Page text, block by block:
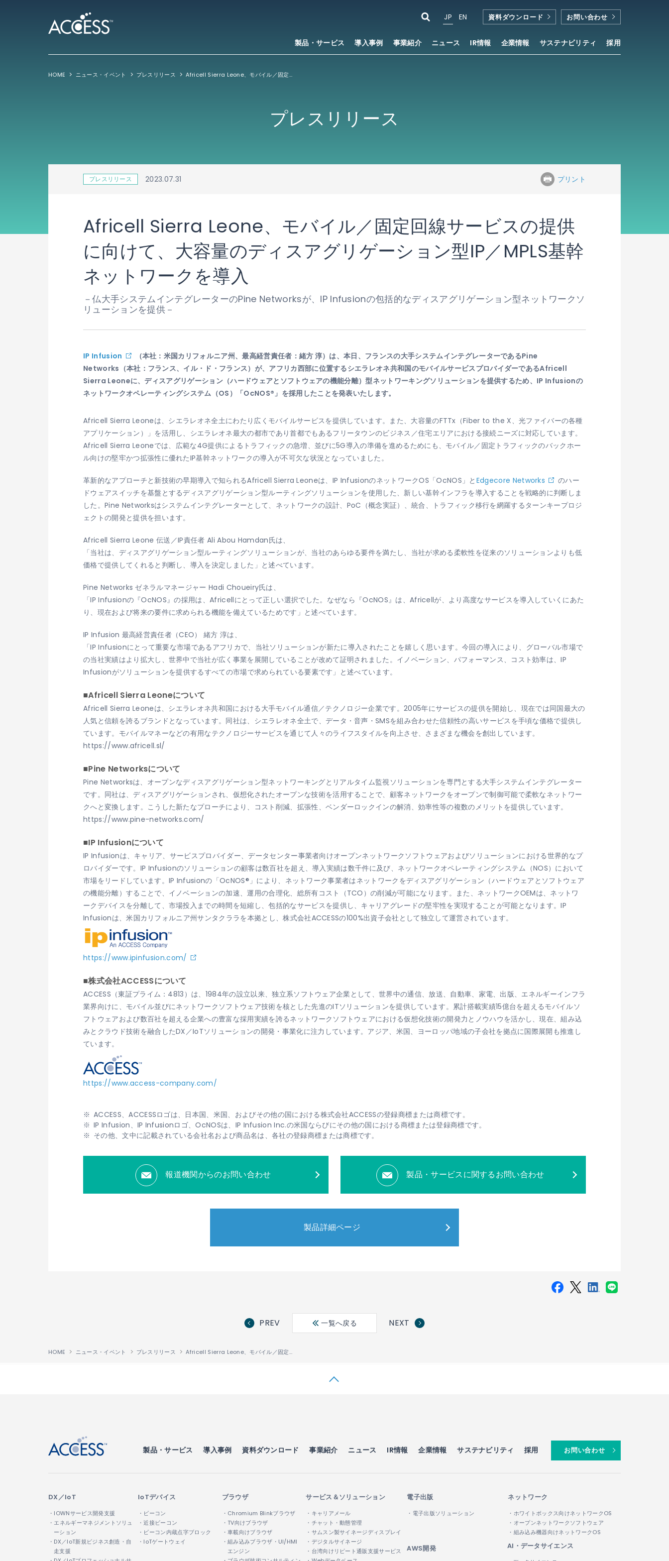
製品・サービス 導入事例 事業紹介 ニュース IR情報 企業情報 サステナビリティ 採用
JP EN 資料ダウンロード お問い合わせ
HOME ニュース・イベント プレスリリース Africell Sierra Leone、モバイル／固定回線サービスの提供に向けて、大容量のディスアグリゲーション型IP／MPLS基幹ネットワークを導入
プレスリリース
プレスリリース 2023.07.31 プリント
Africell Sierra Leone、モバイル／固定回線サービスの提供
に向けて、大容量のディスアグリゲーション型IP／MPLS基幹
ネットワークを導入
－仏大手システムインテグレーターのPine Networksが、IP Infusionの包括的なディスアグリゲーション型ネットワークソ
リューションを提供－
IP Infusion （本社：米国カリフォルニア州、最高経営責任者：緒方 淳）は、本日、フランスの大手システムインテグレーターであるPine
Networks （本社：フランス、イル・ド・フランス）が、アフリカ西部に位置するシエラレオネ共和国のモバイルサービスプロバイダーであるAfricell
Sierra Leoneに、ディスアグリゲーション（ハードウェアとソフトウェアの機能分離）型ネットワーキングソリューションを提供するため、IP Infusionの
ネットワークオペレーティングシステム（OS）「OcNOS®」を採用したことを発表いたします。
Africell Sierra Leoneは、シエラレオネ全土にわたり広くモバイルサービスを提供しています。また、大容量のFTTx（Fiber to the X、光ファイバーの各種
アプリケーション）」を活用し、シエラレオネ最大の都市であり首都でもあるフリータウンのビジネス／住宅エリアにおける接続ニーズに対応しています。
Africell Sierra Leoneでは、広範な4G提供によるトラフィックの急増、並びに5G導入の準備を進めるためにも、モバイル／固定トラフィックのバックホー
ル向けの堅牢かつ拡張性に優れたIP基幹ネットワークの導入が不可欠な状況となっていました。
革新的なアプローチと新技術の早期導入で知られるAfricell Sierra Leoneは、IP InfusionのネットワークOS「OcNOS」と Edgecore Networks
のハー
ドウェアスイッチを基盤とするディスアグリゲーション型ルーティングソリューションを使用した、新しい基幹インフラを導入することを戦略的に判断しま
した。Pine Networksはシステムインテグレーターとして、ネットワークの設計、PoC（概念実証）、統合、トラフィック移行を網羅するターンキープロジ
ェクトの開発と提供を担います。
Africell Sierra Leone 伝送／IP責任者 Ali Abou Hamdan氏は、
「当社は、ディスアグリゲーション型ルーティングソリューションが、当社のあらゆる要件を満たし、当社が求める柔軟性を従来のソリューションよりも低
価格で提供してくれると判断し、導入を決定しました」と述べています。
Pine Networks ゼネラルマネージャー Hadi Choueiry氏は、
「IP Infusionの『OcNOS』の採用は、Africellにとって正しい選択でした。なぜなら『OcNOS』は、Africellが、より高度なサービスを導入していくにあた
り、現在および将来の要件に求められる機能を備えているためです」と述べています。
IP Infusion 最高経営責任者（CEO） 緒方 淳は、
「IP Infusionにとって重要な市場であるアフリカで、当社ソリューションが新たに導入されたことを嬉しく思います。今回の導入により、グローバル市場で
の当社実績はより拡大し、世界中で当社が広く事業を展開していることが改めて証明されました。イノベーション、パフォーマンス、コスト効率は、IP
Infusionがソリューションを提供するすべての市場で求められている要素です」と述べています。
■Africell Sierra Leoneについて
Africell Sierra Leoneは、シエラレオネ共和国における大手モバイル通信／テクノロジー企業です。2005年にサービスの提供を開始し、現在では同国最大の
人気と信頼を誇るブランドとなっています。同社は、シエラレオネ全土で、データ・音声・SMSを組み合わせた信頼性の高いサービスを手頃な価格で提供し
ています。モバイルマネーなどの有用なテクノロジーサービスを通じて人々のライフスタイルを向上させ、さまざまな機会を創出しています。
https://www.africell.sl/
■Pine Networksについて
Pine Networksは、オープンなディスアグリゲーション型ネットワーキングとリアルタイム監視ソリューションを専門とする大手システムインテグレーター
です。同社は、ディスアグリゲーションされ、仮想化されたオープンな技術を活用することで、顧客ネットワークをオープンで制御可能で柔軟なネットワー
クへと変換します。こうした新たなプローチにより、コスト削減、拡張性、ベンダーロックインの解消、効率性等の複数のメリットを提供しています。
https://www.pine-networks.com/
■IP Infusionについて
IP Infusionは、キャリア、サービスプロバイダー、データセンター事業者向けオープンネットワークソフトウェアおよびソリューションにおける世界的なプ
ロバイダーです。IP Infusionのソリューションの顧客は数百社を超え、導入実績は数千件に及び、ネットワークオペレーティングシステム（NOS）において
市場をリードしています。IP Infusionの「OcNOS®」により、ネットワーク事業者はネットワークをディスアグリゲーション（ハードウェアとソフトウェア
の機能分離）することで、イノベーションの加速、運用の合理化、総所有コスト（TCO）の削減が可能になります。また、ネットワークOEMは、ネットワ
ークデバイスを分離して、市場投入までの時間を短縮し、包括的なサービスを提供し、キャリアグレードの堅牢性を実現することが可能となります。IP
Infusionは、米国カリフォルニア州サンタクララを本拠とし、株式会社ACCESSの100%出資子会社として独立して運営されています。
https://www.ipinfusion.com/
■株式会社ACCESSについて
ACCESS（東証プライム：4813）は、1984年の設立以来、独立系ソフトウェア企業として、世界中の通信、放送、自動車、家電、出版、エネルギーインフラ
業界向けに、モバイル並びにネットワークソフトウェア技術を核とした先進のITソリューションを提供しています。累計搭載実績15億台を超えるモバイルソ
フトウェアおよび数百社を超える企業への豊富な採用実績を誇るネットワークソフトウェアにおける仮想化技術の開発力とノウハウを活かし、現在、組み込
みとクラウド技術を融合したDX／IoTソリューションの開発・事業化に注力しています。アジア、米国、ヨーロッパ地域の子会社を拠点に国際展開も推進し
ています。
https://www.access-company.com/
ACCESS、ACCESSロゴは、日本国、米国、およびその他の国における株式会社ACCESSの登録商標または商標です。
IP Infusion、IP Infusionロゴ、OcNOSは、IP Infusion Inc.の米国ならびにその他の国における商標または登録商標です。
その他、文中に記載されている会社名および商品名は、各社の登録商標または商標です。
報道機関からのお問い合わせ 製品・サービスに関するお問い合わせ
製品詳細ページ
PREV 一覧へ戻る NEXT
HOME ニュース・イベント プレスリリース Africell Sierra Leone、モバイル／固定回線サービスの提供に向けて、大容量のディスアグリゲーション型IP／MPLS基幹ネットワークを導入
製品・サービス 導入事例 資料ダウンロード 事業紹介 ニュース IR情報 企業情報 サステナビリティ 採用 お問い合わせ
DX／IoT
・IOWNサービス開発支援
・エネルギーマネジメントソリュ
ーション
・DX／IoT新規ビジネス創造・自
走支援
IoTデバイス
・ビーコン
・近接ビーコン
・ビーコン内蔵点字ブロック
・IoTゲートウェイ
ブラウザ
・Chromium Blinkブラウザ
・TV向けブラウザ
・車載向けブラウザ
・組み込みブラウザ・UI/HMI
エンジン
サービス＆ソリューション
・キャリアメール
・チャット・動態管理
・サムスン製サイネージディスプレイ
・デジタルサイネージ
・台湾向けリピート通販支援サービス
電子出版
・電子出版ソリューション
ネットワーク
・ホワイトボックス向けネットワークOS
・オープンネットワークソフトウェア
・組み込み機器向けネットワークOS
AWS開発 AI・データサイエンス